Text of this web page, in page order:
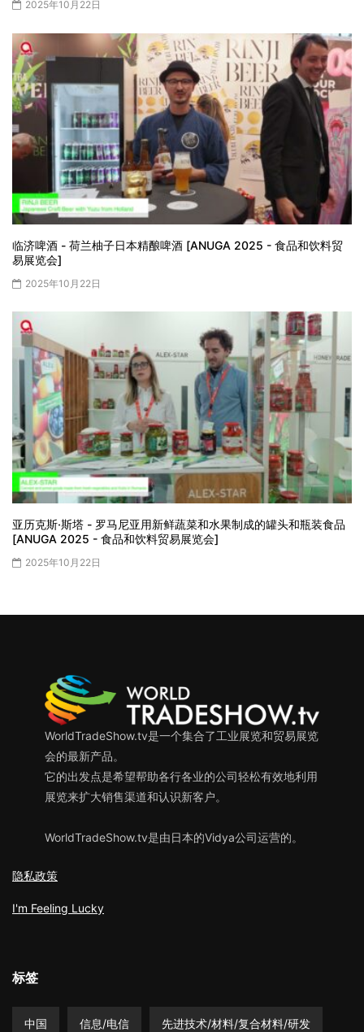
2025年10月22日
临济啤酒 - 荷兰柚子日本精酿啤酒 [ANUGA 2025 - 食品和饮料贸
易展览会]
2025年10月22日
亚历克斯·斯塔 - 罗马尼亚用新鲜蔬菜和水果制成的罐头和瓶装食品
[ANUGA 2025 - 食品和饮料贸易展览会]
2025年10月22日
WorldTradeShow.tv是一个集合了工业展览和贸易展览
会的最新产品。
它的出发点是希望帮助各行各业的公司轻松有效地利用
展览来扩大销售渠道和认识新客户。
WorldTradeShow.tv是由日本的Vidya公司运营的。
隐私政策
I'm Feeling Lucky
标签
中国 信息/电信 先进技术/材料/复合材料/研发